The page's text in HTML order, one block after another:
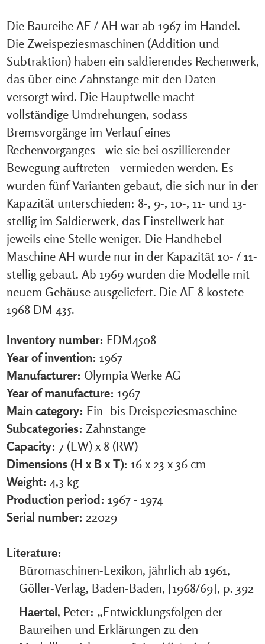
Die Baureihe AE / AH war ab 1967 im Handel.
Die Zweispeziesmaschinen (Addition und
Subtraktion) haben ein saldierendes Rechenwerk,
das über eine Zahnstange mit den Daten
versorgt wird. Die Hauptwelle macht
vollständige Umdrehungen, sodass
Bremsvorgänge im Verlauf eines
Rechenvorganges - wie sie bei oszillierender
Bewegung auftreten - vermieden werden. Es
wurden fünf Varianten gebaut, die sich nur in der
Kapazität unterschieden: 8-, 9-, 10-, 11- und 13-
stellig im Saldierwerk, das Einstellwerk hat
jeweils eine Stelle weniger. Die Handhebel-
Maschine AH wurde nur in der Kapazität 10- / 11-
stellig gebaut. Ab 1969 wurden die Modelle mit
neuem Gehäuse ausgeliefert. Die AE 8 kostete
1968 DM 435.
Inventory number: FDM4508
Year of invention: 1967
Manufacturer: Olympia Werke AG
Year of manufacture: 1967
Main category: Ein- bis Dreispeziesmaschine
Subcategories: Zahnstange
Capacity: 7 (EW) x 8 (RW)
Dimensions (H x B x T): 16 x 23 x 36 cm
Weight: 4,3 kg
Production period: 1967 - 1974
Serial number: 22029
Literature:
Büromaschinen-Lexikon, jährlich ab 1961,
Göller-Verlag, Baden-Baden, [1968/69], p. 392
Haertel, Peter: „Entwicklungsfolgen der
Baureihen und Erklärungen zu den